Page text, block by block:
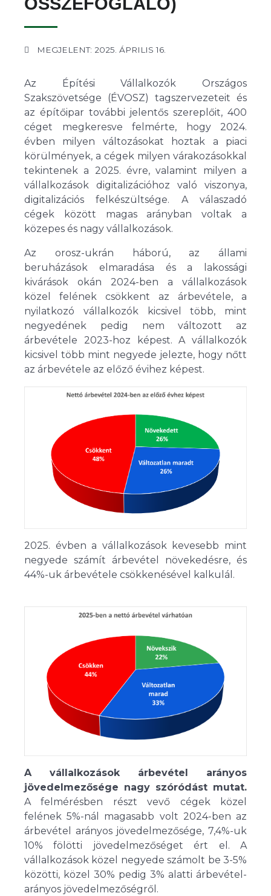
MEGJELENT: 2025. ÁPRILIS 16.
Az Építési Vállalkozók Országos
Szakszövetsége (ÉVOSZ) tagszervezeteit és
az építőipar további jelentős szereplőit, 400
céget megkeresve felmérte, hogy 2024.
évben milyen változásokat hoztak a piaci
körülmények, a cégek milyen várakozásokkal
tekintenek a 2025. évre, valamint milyen a
vállalkozások digitalizációhoz való viszonya,
digitalizációs felkészültsége. A válaszadó
cégek között magas arányban voltak a
közepes és nagy vállalkozások.
Az orosz-ukrán háború, az állami
beruházások elmaradása és a lakossági
kivárások okán 2024-ben a vállalkozások
közel felének csökkent az árbevétele, a
nyilatkozó vállalkozók kicsivel több, mint
negyedének pedig nem változott az
árbevétele 2023-hoz képest. A vállalkozók
kicsivel több mint negyede jelezte, hogy nőtt
az árbevétele az előző évihez képest.
2025. évben a vállalkozások kevesebb mint
negyede számít árbevétel növekedésre, és
44%-uk árbevétele csökkenésével kalkulál.
A vállalkozások árbevétel arányos
jövedelmezősége nagy szóródást mutat.
A felmérésben részt vevő cégek közel
felének 5%-nál magasabb volt 2024-ben az
árbevétel arányos jövedelmezősége, 7,4%-uk
10% fölötti jövedelmezőséget ért el. A
vállalkozások közel negyede számolt be 3-5%
közötti, közel 30% pedig 3% alatti árbevétel-
arányos jövedelmezőségről.